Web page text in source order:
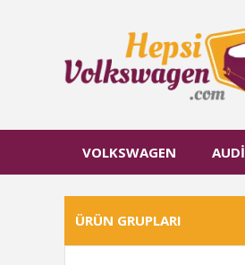
VOLKSWAGEN AUDİ
ÜRÜN GRUPLARI